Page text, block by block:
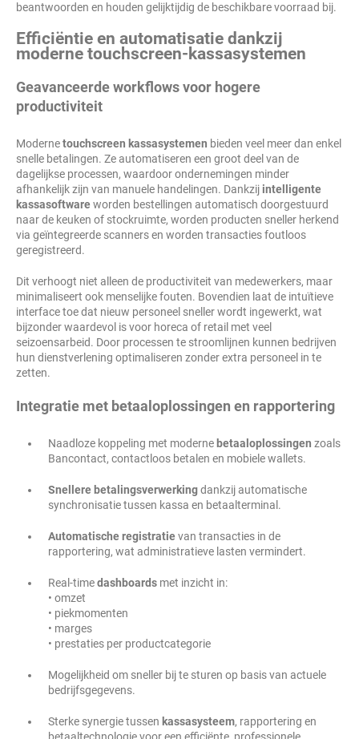
beantwoorden en houden gelijktijdig de beschikbare voorraad bij.
Efficiëntie en automatisatie dankzij
moderne touchscreen-kassasystemen
Geavanceerde workflows voor hogere
productiviteit
Modernetouchscreen kassasystemen bieden veel meer dan enkel
snelle betalingen. Ze automatiseren een groot deel van de
dagelijkse processen, waardoor ondernemingen minder
afhankelijk zijn van manuele handelingen. Dankzij intelligente
kassasoftwareworden bestellingen automatisch doorgestuurd
naar de keuken of stockruimte, worden producten sneller herkend
via geïntegreerde scanners en worden transacties foutloos
geregistreerd.
Dit verhoogt niet alleen de productiviteit van medewerkers, maar
minimaliseert ook menselijke fouten. Bovendien laat de intuïtieve
interface toe dat nieuw personeel sneller wordt ingewerkt, wat
bijzonder waardevol is voor horeca of retail met veel
seizoensarbeid. Door processen te stroomlijnen kunnen bedrijven
hun dienstverlening optimaliseren zonder extra personeel in te
zetten.
Integratie met betaaloplossingen en rapportering
Naadloze koppeling met moderne betaaloplossingen zoals
Bancontact, contactloos betalen en mobiele wallets.
Snellere betalingsverwerkingdankzij automatische
synchronisatie tussen kassa en betaalterminal.
Automatische registratievan transacties in de
rapportering, wat administratieve lasten vermindert.
Real-timedashboards met inzicht in:
• omzet
• piekmomenten
• marges
• prestaties per productcategorie
Mogelijkheid om sneller bij te sturen op basis van actuele
bedrijfsgegevens.
Sterke synergie tussen kassasysteem, rapportering en